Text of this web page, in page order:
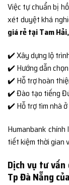
Việc tự chuẩn bị
xét duyệt khá
giá rẻ tại Tam
✔️ Xây dựng lộ
✔️ Hướng dẫn
✔️ Hỗ trợ hoàn
✔️ Đào tạo tiếng
✔️ Hỗ trợ tìm nhà ở
Humanbank
tiết kiệm thời gian
Dịch vụ tư
Tp Đà Nẵng